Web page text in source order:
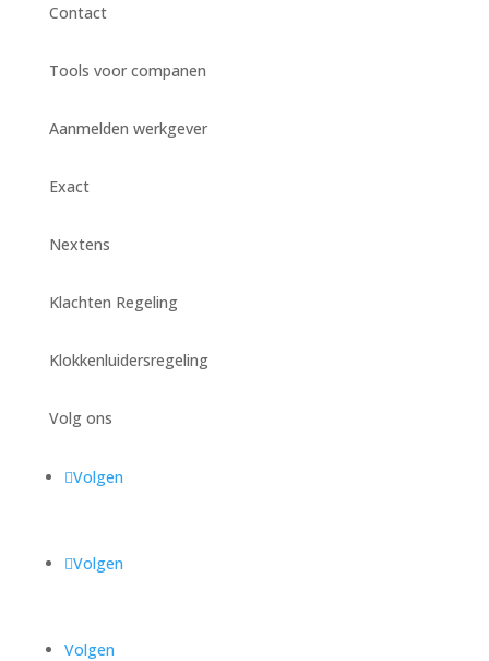
Contact
Tools voor companen
Aanmelden werkgever
Exact
Nextens
Klachten Regeling
Klokkenluidersregeling
Volg ons
Volgen
Volgen
Volgen